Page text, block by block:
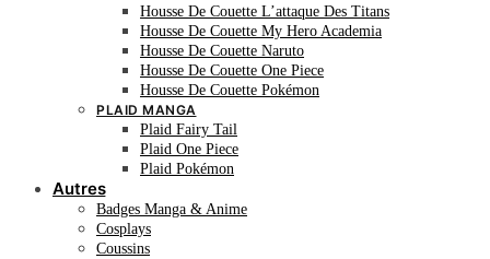
Housse De Couette L’attaque Des Titans
Housse De Couette My Hero Academia
Housse De Couette Naruto
Housse De Couette One Piece
Housse De Couette Pokémon
PLAID MANGA
Plaid Fairy Tail
Plaid One Piece
Plaid Pokémon
Autres
Badges Manga & Anime
Cosplays
Coussins